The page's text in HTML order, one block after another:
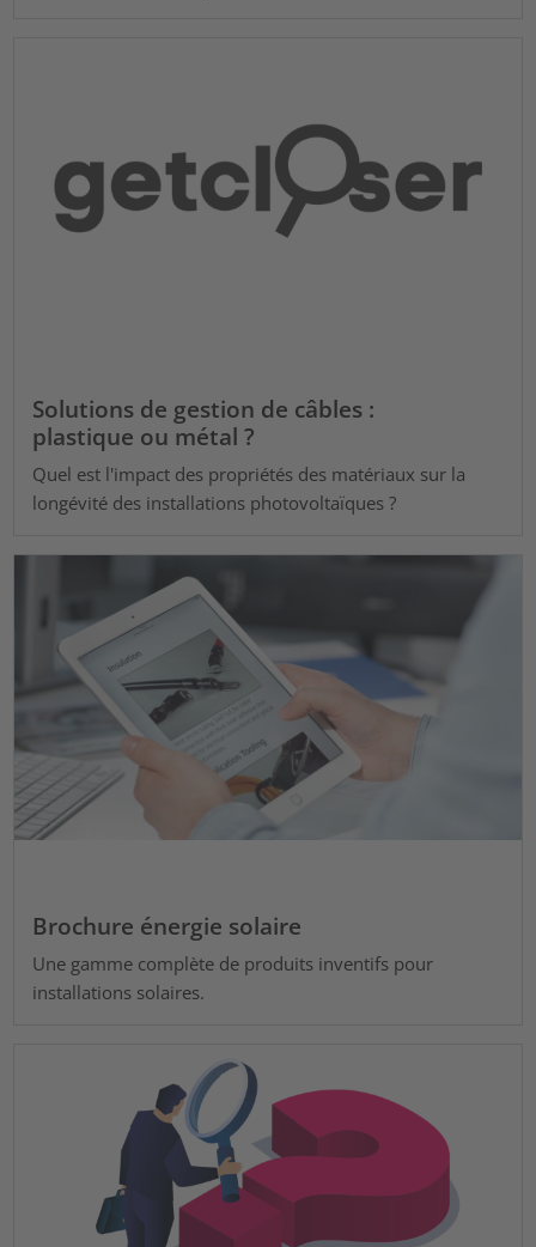
Solutions de gestion de câbles :
plastique ou métal ?
Quel est l'impact des propriétés des matériaux sur la
longévité des installations photovoltaïques ?
Brochure énergie solaire
Une gamme complète de produits inventifs pour
installations solaires.